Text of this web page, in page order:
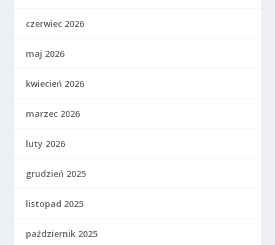
czerwiec 2026
maj 2026
kwiecień 2026
marzec 2026
luty 2026
grudzień 2025
listopad 2025
październik 2025